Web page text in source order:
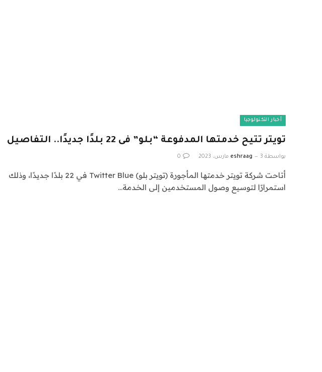
أخبار التكنولوجيا
تويتر تتيح خدمتها المدفوعة “بلو” فى 22 بلدًا جديدًا.. التفاصيل
بواسطة eshraag 3 مارس، 2023 0
أتاحت شركة تويتر خدمتها المأجورة (تويتر بلو) Twitter Blue في 22 بلدًا جديدًا، وذلك
استمرارًا لتوسيع وصول المستخدمين إلى الخدمة…